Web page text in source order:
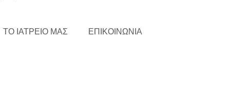
ΤΟ ΙΑΤΡΕΙΟ ΜΑΣ ΕΠΙΚΟΙΝΩΝΙΑ